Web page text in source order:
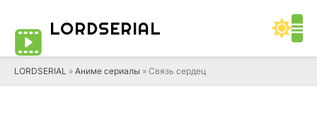
LORDSERIAL
LORDSERIAL » Аниме сериалы » Связь сердец